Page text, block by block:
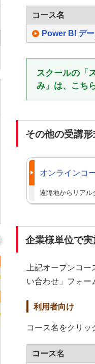
コース名
Power BI デ
スクールの「
み」は、こち
その他の受講形
オンラインコ
遠隔地からリアル
企業様単位で
上記オープンコ
い合わせ」フォー
利用者向け
コース名をクリッ
コース名